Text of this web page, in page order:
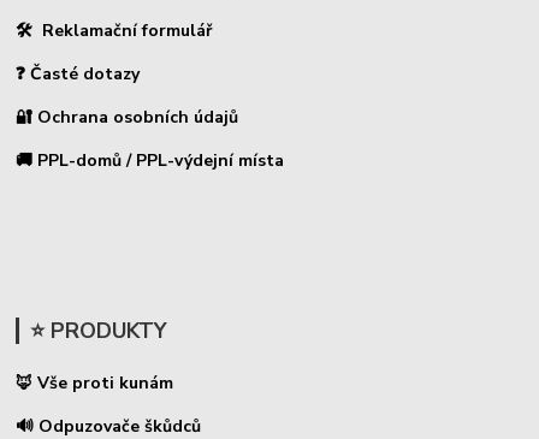
🛠 Reklamační formulář
❓ Časté dotazy
🔐 Ochrana osobních údajů
🚚 PPL-domů / PPL-výdejní místa
⭐ PRODUKTY
🦊 Vše proti kunám
🔊 Odpuzovače škůdců